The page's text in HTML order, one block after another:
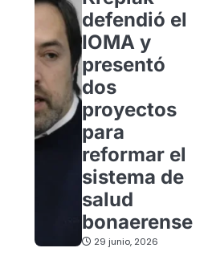
defendió el
IOMA y
presentó
dos
proyectos
para
reformar el
sistema de
salud
bonaerense
29 junio, 2026